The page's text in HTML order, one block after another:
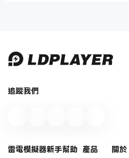
追蹤我們
雷電模擬器新手幫助 產品 關於